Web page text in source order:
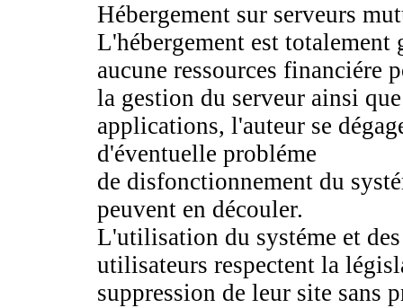
Hébergement sur serveurs
L'hébergement est totalement
aucune ressources financiére
la gestion du serveur ainsi
applications, l'auteur se
d'éventuelle probléme
de disfonctionnement du
peuvent en découler.
L'utilisation du systéme et
utilisateurs respectent la
suppression de leur site sans